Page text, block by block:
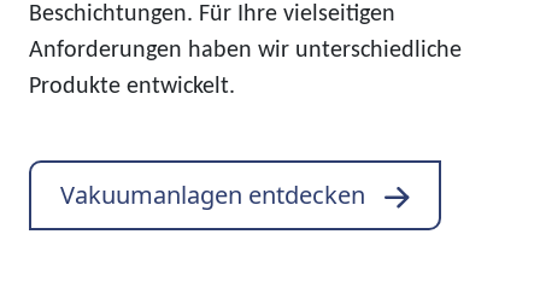
Beschichtungen. Für Ihre vielseitigen
Anforderungen haben wir unterschiedliche
Produkte entwickelt.
Vakuumanlagen entdecken